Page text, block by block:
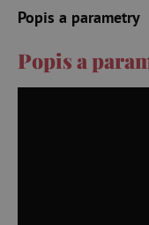
Popis a parametry
Popis a